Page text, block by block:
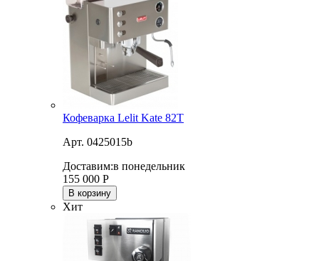
Кофеварка Lelit Kate 82T
Арт. 0425015b
Доставим:в понедельник
155 000 Р
В корзину
Хит